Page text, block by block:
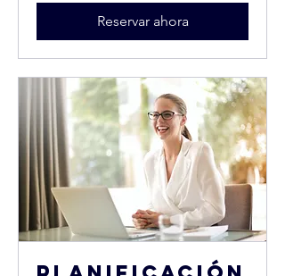
Reservar ahora